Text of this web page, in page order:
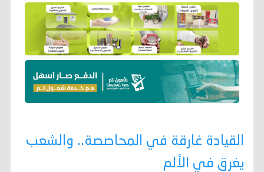
القيادة غارقة في المحاصصة.. والشعب
يغرق في الألم